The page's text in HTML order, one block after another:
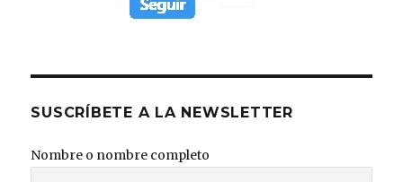
SUSCRÍBETE A LA NEWSLETTER
Nombre o nombre completo